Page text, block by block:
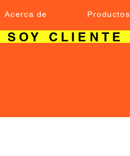
Acerca de Productos
SOY CLIENTE